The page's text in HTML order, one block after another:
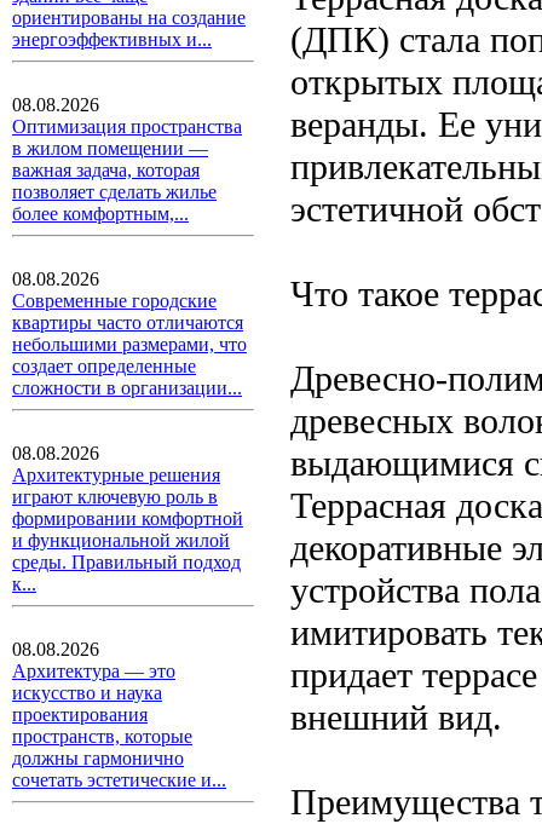
ориентированы на создание
энергоэффективных и...
08.08.2026
Оптимизация пространства
в жилом помещении —
важная задача, которая
позволяет сделать жилье
более комфортным,...
08.08.2026
Современные городские
квартиры часто отличаются
небольшими размерами, что
создает определенные
сложности в организации...
08.08.2026
Архитектурные решения
играют ключевую роль в
формировании комфортной
и функциональной жилой
среды. Правильный подход
к...
08.08.2026
Архитектура — это
искусство и наука
проектирования
пространств, которые
должны гармонично
сочетать эстетические и...
(ДПК) стала
открытых
веранды. Ее
эстетичной
Что такое
Древесно-
древесных
выдающимися
Террасная
декоративные
устройства
имитировать
придает
внешний вид.
Преимущества